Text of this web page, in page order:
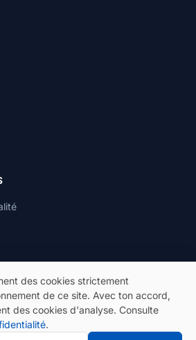
Tous droits réservés.
des cookies strictement
de ce site. Avec ton accord,
des cookies d'analyse. Consulte
.